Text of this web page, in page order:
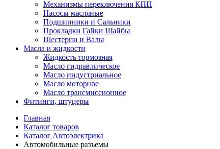
Механизмы переключения КПП
Насосы масляные
Подшипники и Сальники
Прокладки Гайки Шайбы
Шестерни и Валы
Масла и жидкости
Жидкость тормозная
Масло гидравлическое
Масло индустриальное
Масло моторное
Масло трансмиссионное
Фитинги, штуцеры
Главная
Каталог товаров
Каталог Автоэлектрика
Автомобильные разъемы